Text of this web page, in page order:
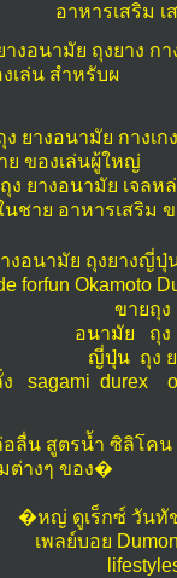
อาหารเสริม เ
งอนามัย ถุงยาง กา
เล่น สำหรับผ
ยางอนามัย กางเก
ย ของเล่นผู้ใหญ่
ถุง ยางอนามัย เจลห
นชาย อาหารเสริม
งอนามัย ถุงยางญี่ปุ่
forfun Okamoto
ขายถุง
อนามัย ถุง
ญี่ปุ่น ถุง
sagami durex
ลื่น สูตรน้ำ ซิลิโคน
ต่างๆ ของ�
�หญ่ ดูเร็กซ์ วันทั
เพลย์บอย